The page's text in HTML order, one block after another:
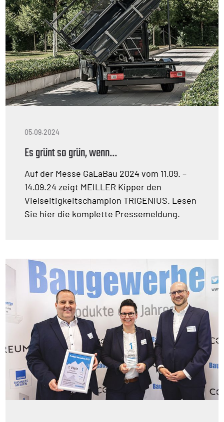
05.09.2024
Es grünt so grün, wenn…
Auf der Messe GaLaBau 2024 vom 11.09. –
14.09.24 zeigt MEILLER Kipper den
Vielseitigkeitschampion TRIGENIUS. Lesen
Sie hier die komplette Pressemeldung.